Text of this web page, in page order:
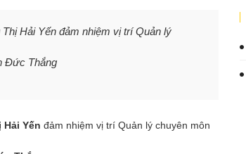
Hải Yến đảm nhiệm vị trí Quản lý
Đức Thắng
Yến đảm nhiệm vị trí Quản lý chuyên môn